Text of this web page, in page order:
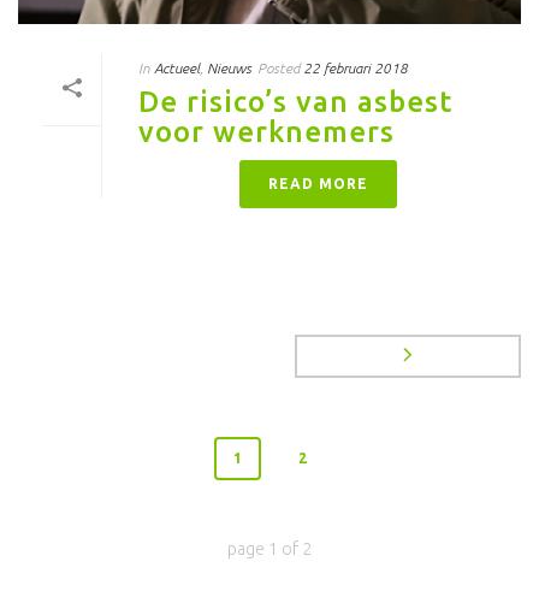
In Actueel, Nieuws Posted 22 februari 2018
De risico’s van asbest
voor werknemers
READ MORE
1 2
page 1 of 2